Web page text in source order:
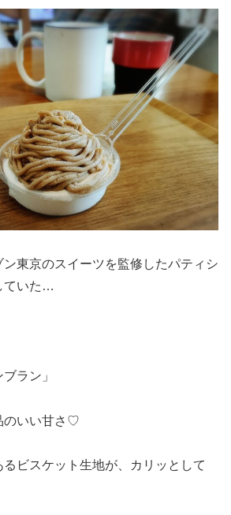
ン東京のスイーツを監修したパティシ
ていた…
ラン」
のいい甘さ♡
ビスケット生地が、カリッとして